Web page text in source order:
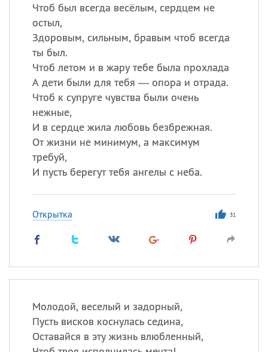
Чтоб был всегда весёлым, сердцем не
остыл,
Здоровым, сильным, бравым чтоб всегда
ты был.
Чтоб летом и в жару тебе была прохлада
А дети были для тебя — опора и отрада.
Чтоб к супруге чувства были очень
нежные,
И в сердце жила любовь безбрежная.
От жизни не минимум, а максимум
требуй,
И пусть берегут тебя ангелы с неба.
Открытка 31
Молодой, веселый и задорный,
Пусть висков коснулась седина,
Оставайся в эту жизнь влюбленный,